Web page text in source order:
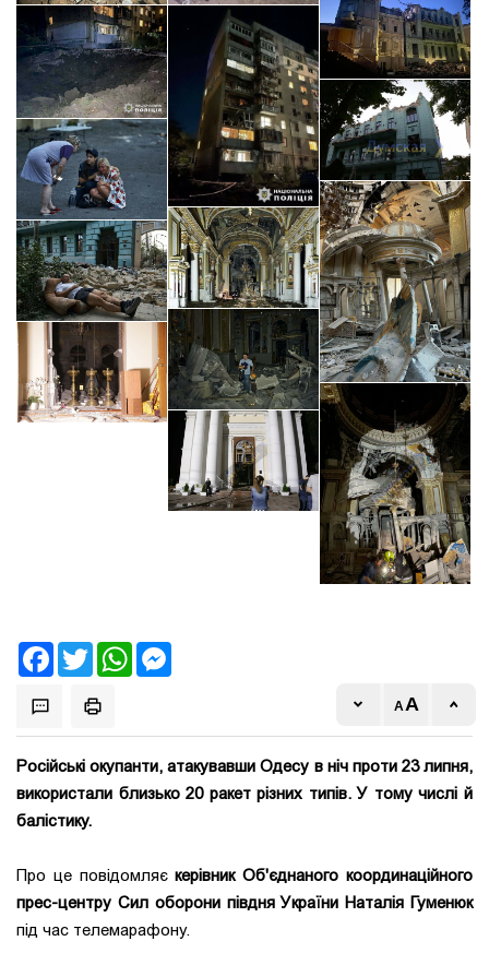
FacebookTwitterWhatsApp
Російські окупанти, атакувавши Одесу в ніч проти 23 липня,
використали близько 20 ракет різних типів. У тому числі й
балістику.
Про це повідомляєкерівник Об'єднаного координаційного
прес-центру Сил оборони півдня України Наталія Гуменюк
під час телемарафону.